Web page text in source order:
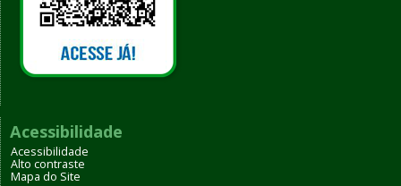
Acessibilidade
Acessibilidade
Alto contraste
Mapa do Site